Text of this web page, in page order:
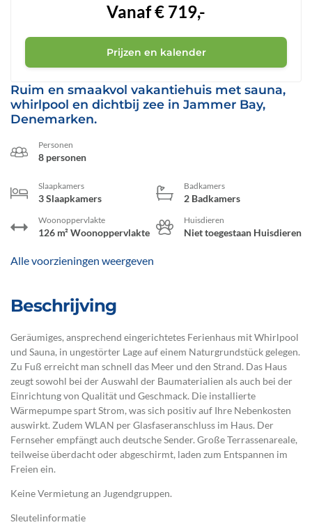
Ruim en smaakvol vakantiehuis met sauna,
whirlpool en dichtbij zee in Jammer Bay,
Denemarken.
Personen
8 personen
Slaapkamers
3 Slaapkamers
Badkamers
2 Badkamers
Woonoppervlakte
126 m² Woonoppervlakte
Huisdieren
Niet toegestaan Huisdieren
Alle voorzieningen weergeven
Beschrijving
Geräumiges, ansprechend eingerichtetes Ferienhaus mit Whirlpool
und Sauna, in ungestörter Lage auf einem Naturgrundstück gelegen.
Zu Fuß erreicht man schnell das Meer und den Strand. Das Haus
zeugt sowohl bei der Auswahl der Baumaterialien als auch bei der
Einrichtung von Qualität und Geschmack. Die installierte
Wärmepumpe spart Strom, was sich positiv auf Ihre Nebenkosten
auswirkt. Zudem WLAN per Glasfaseranschluss im Haus. Der
Fernseher empfängt auch deutsche Sender. Große Terrassenareale,
teilweise überdacht oder abgeschirmt, laden zum Entspannen im
Freien ein.
Keine Vermietung an Jugendgruppen.
Sleutelinformatie
Vanaf€ 719,-
Prijzen en kalender